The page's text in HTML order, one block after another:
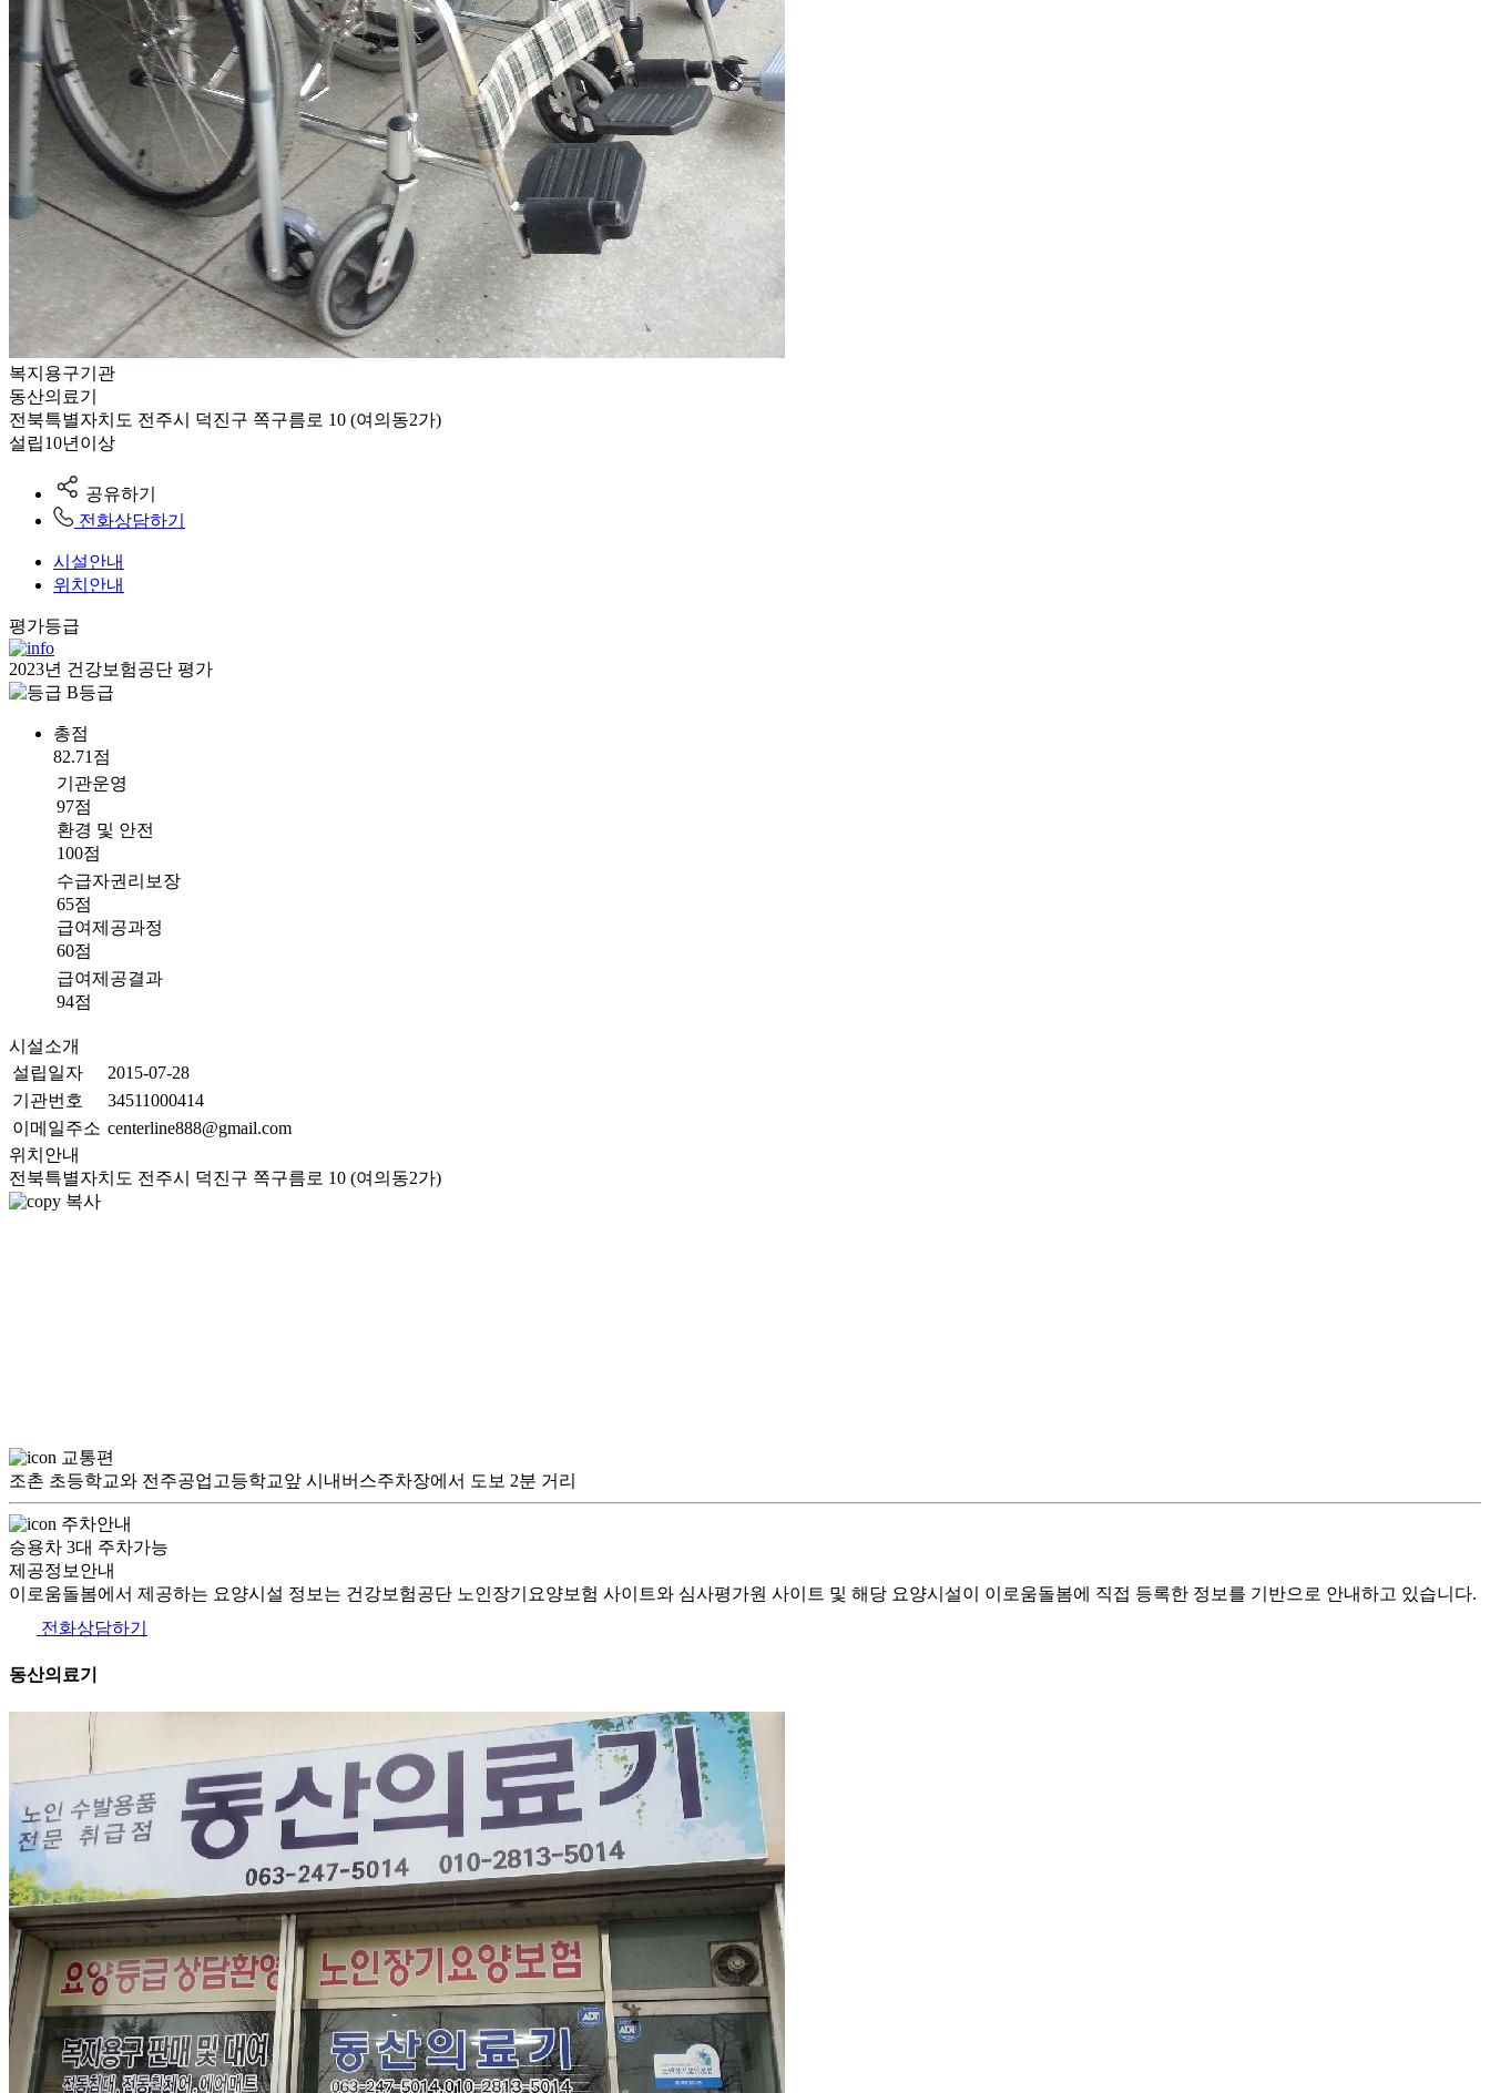
복지용구기관
동산의료기
전북특별자치도 전주시 덕진구 쪽구름로 10 (여의동2가)
설립10년이상
공유하기
전화상담하기
시설안내
위치안내
평가등급
2023년 건강보험공단 평가
B등급
총점
82.71점
기관운영
97점
환경 및 안전
100점
수급자권리보장
65점
급여제공과정
60점
급여제공결과
94점
시설소개
설립일자
2015-07-28
기관번호
34511000414
이메일주소 centerline888@gmail.com
위치안내
전북특별자치도 전주시 덕진구 쪽구름로 10 (여의동2가)
복사
교통편
조촌 초등학교와 전주공업고등학교앞 시내버스주차장에서 도보 2분 거리
주차안내
승용차 3대 주차가능
제공정보안내
이로움돌봄에서 제공하는 요양시설 정보는 건강보험공단 노인장기요양보험 사이트와 심사평가원 사이트 및 해당 요양시설이 이로움돌봄에 직접 등록한 정보를 기반으로 안내하고 있습니다.
전화상담하기
동산의료기